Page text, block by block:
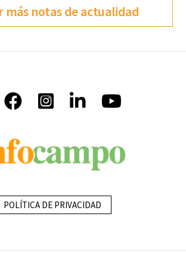
más notas de actualidad
POLÍTICA DE PRIVACIDAD